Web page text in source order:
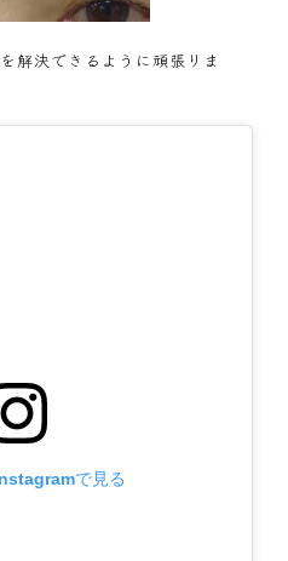
解決できるように頑張りま
で見る